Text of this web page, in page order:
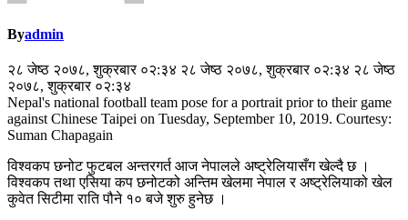
Byadmin
२८ जेष्ठ २०७८, शुक्रबार ०२:३४ २८ जेष्ठ २०७८, शुक्रबार ०२:३४ २८ जेष्ठ
२०७८, शुक्रबार ०२:३४
Nepal's national football team pose for a portrait prior to their game
against Chinese Taipei on Tuesday, September 10, 2019. Courtesy:
Suman Chapagain
विश्वकप छनोट फुटबल अन्तरगर्त आज नेपालले अष्ट्रेलियासँग खेल्दै छ ।
विश्वकप तथा एसिया कप छनोटको अन्तिम खेलमा नेपाल र अष्ट्रेलियाको खेल
कुवेत सिटीमा राति पौने १० बजे शुरु हुनेछ ।